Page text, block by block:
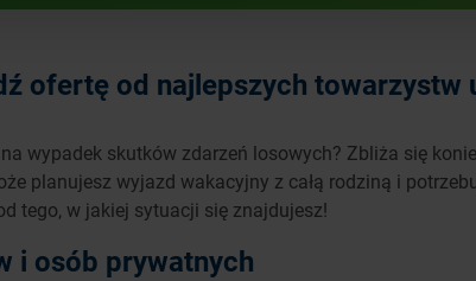
ofertę od najlepszych towarzystw
wypadek skutków zdarzeń losowych? Zbliża się
planujesz wyjazd wakacyjny z całą rodziną i
tego, w jakiej sytuacji się znajdujesz!
i osób prywatnych